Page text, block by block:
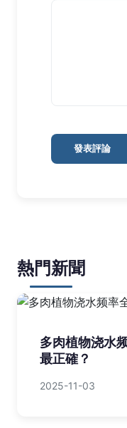
發表評論
熱門新聞
多肉植物浇水
最正確？
2025-11-03